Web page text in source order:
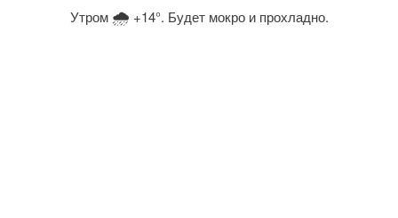
Утром 🌧 +14°. Будет мокро и прохладно.